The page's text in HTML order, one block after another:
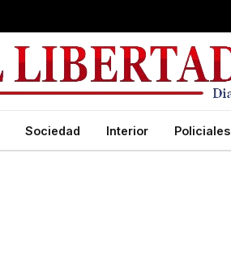
Sociedad Interior Policiales